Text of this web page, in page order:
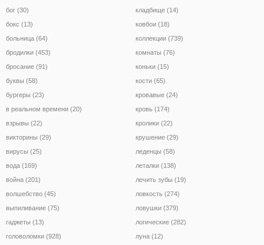
бог (30)
бокс (13)
больница (64)
бродилки (453)
бросание (91)
буквы (58)
бургеры (23)
в реальном времени (20)
взрывы (22)
викторины (29)
вирусы (25)
вода (169)
война (201)
волшебство (45)
выпиливание (75)
гаджеты (13)
головоломки (928)
кладбище (14)
ковбои (18)
коллекции (739)
комнаты (76)
коньки (15)
кости (65)
кровавые (24)
кровь (174)
кролики (22)
крушение (29)
леденцы (58)
леталки (138)
лечить зубы (19)
ловкость (274)
ловушки (379)
логические (282)
луна (12)